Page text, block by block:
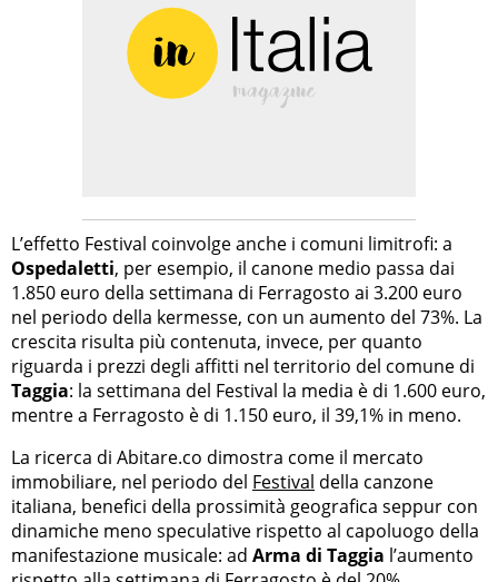
L’effetto Festival coinvolge anche i comuni limitrofi: a
Ospedaletti, per esempio, il canone medio passa dai
1.850 euro della settimana di Ferragosto ai 3.200 euro
nel periodo della kermesse, con un aumento del 73%. La
crescita risulta più contenuta, invece, per quanto
riguarda i prezzi degli affitti nel territorio del comune di
Taggia: la settimana del Festival la media è di 1.600 euro,
mentre a Ferragosto è di 1.150 euro, il 39,1% in meno.
La ricerca di Abitare.co dimostra come il mercato
immobiliare, nel periodo del Festival della canzone
italiana, benefici della prossimità geografica seppur con
dinamiche meno speculative rispetto al capoluogo della
manifestazione musicale: ad Arma di Taggia l’aumento